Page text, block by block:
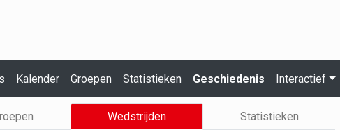
Kalender Groepen Statistieken Geschiedenis Interactief
Wedstrijden Statistieken